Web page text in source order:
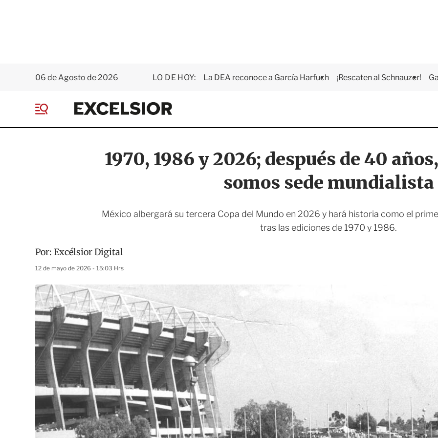
06 de Agosto de 2026 LO DE HOY: La DEA reconoce a García Harfuch ¡Rescaten al Schnauzer!
E
x
e
i
o
e
1970, 1986 y 2026; después de 40
somos sede mundialista
México albergará su tercera Copa del Mundo en 2026 y hará historia como el
tras las ediciones de 1970 y 1986.
Por: Excélsior Digital
12 de mayo de 2026 - 15:03 Hrs